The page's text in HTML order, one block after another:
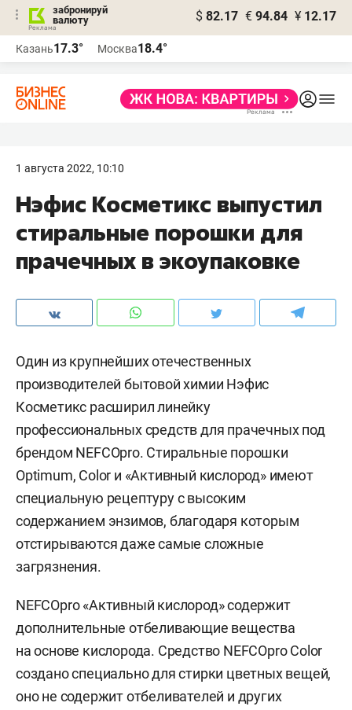
забронируй
валюту
$ 82.17 € 94.84 ¥ 12.17
Казань17.3° Москва18.4°
1 августа 2022, 10:10
Нэфис Косметикс выпустил
стиральные порошки для
прачечных в экоупаковке
Один из крупнейших отечественных
производителей бытовой химии Нэфис
Косметикс расширил линейку
профессиональных средств для прачечных под
брендом NEFCOpro. Стиральные порошки
Optimum, Color и «Активный кислород» имеют
специальную рецептуру с высоким
содержанием энзимов, благодаря которым
отстирываются даже самые сложные
загрязнения.
NEFCOpro «Активный кислород» содержит
дополнительные отбеливающие вещества
на основе кислорода. Средство NEFCOpro Color
создано специально для стирки цветных вещей,
оно не содержит отбеливателей и других